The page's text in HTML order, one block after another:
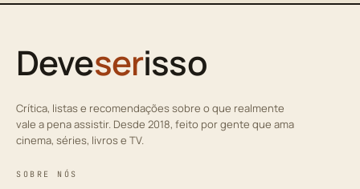
Deveserisso
Crítica, listas e recomendações sobre o que realmente
vale a pena assistir. Desde 2018, feito por gente que ama
cinema, séries, livros e TV.
SOBRE NÓS